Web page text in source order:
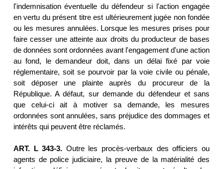
l'indemnisation éventuelle du défendeur si l'action engagée
en vertu du présent titre est ultérieurement jugée non fondée
ou les mesures annulées. Lorsque les mesures prises pour
faire cesser une atteinte aux droits du producteur de bases
de données sont ordonnées avant l'engagement d'une action
au fond, le demandeur doit, dans un délai fixé par voie
réglementaire, soit se pourvoir par la voie civile ou pénale,
soit déposer une plainte auprès du procureur de la
République. A défaut, sur demande du défendeur et sans
que celui-ci ait à motiver sa demande, les mesures
ordonnées sont annulées, sans préjudice des dommages et
intérêts qui peuvent être réclamés.
ART. L 343-3. Outre les procès-verbaux des officiers ou
agents de police judiciaire, la preuve de la matérialité des